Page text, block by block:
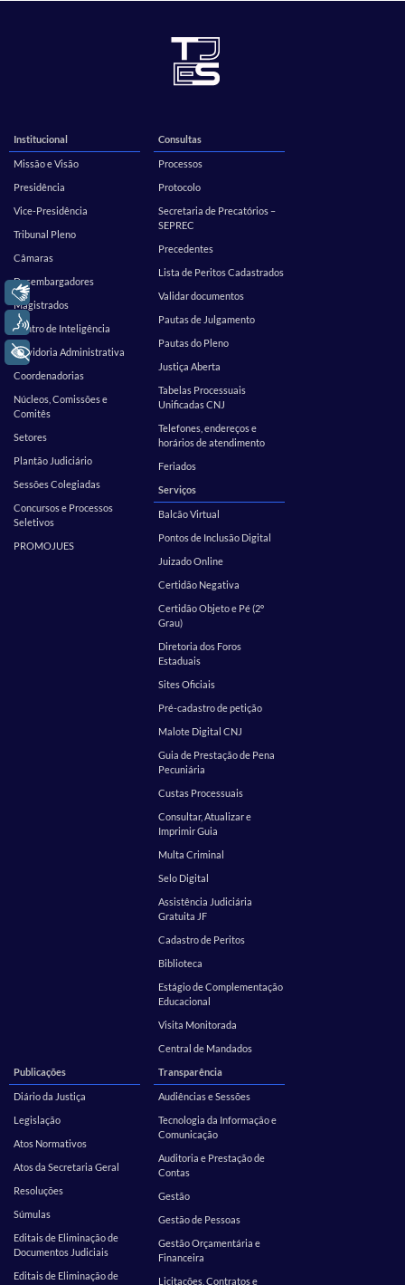
Institucional
Missão e Visão
Presidência
Vice-Presidência
Tribunal Pleno
Câmaras
Desembargadores
Magistrados
Centro de Inteligência
Ouvidoria Administrativa
Coordenadorias
Núcleos, Comissões e
Comitês
Setores
Plantão Judiciário
Sessões Colegiadas
Concursos e Processos
Seletivos
PROMOJUES
Consultas
Processos
Protocolo
Secretaria de Precatórios –
SEPREC
Precedentes
Lista de Peritos Cadastrados
Validar documentos
Pautas de Julgamento
Pautas do Pleno
Justiça Aberta
Tabelas Processuais
Unificadas CNJ
Telefones, endereços e
horários de atendimento
Feriados
Serviços
Balcão Virtual
Pontos de Inclusão Digital
Juizado Online
Certidão Negativa
Certidão Objeto e Pé (2º
Grau)
Diretoria dos Foros
Estaduais
Sites Oficiais
Pré-cadastro de petição
Malote Digital CNJ
Guia de Prestação de Pena
Pecuniária
Custas Processuais
Consultar, Atualizar e
Imprimir Guia
Multa Criminal
Selo Digital
Assistência Judiciária
Gratuita JF
Cadastro de Peritos
Biblioteca
Estágio de Complementação
Educacional
Visita Monitorada
Central de Mandados
Publicações
Diário da Justiça
Legislação
Atos Normativos
Atos da Secretaria Geral
Resoluções
Súmulas
Editais de Eliminação de
Documentos Judiciais
Editais de Eliminação de
Transparência
Audiências e Sessões
Tecnologia da Informação e
Comunicação
Auditoria e Prestação de
Contas
Gestão
Gestão de Pessoas
Gestão Orçamentária e
Financeira
Licitações, Contratos e
Libras
Voz
+ Acessibilidade